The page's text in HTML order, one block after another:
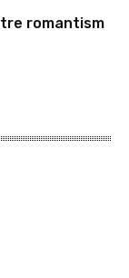
romantism